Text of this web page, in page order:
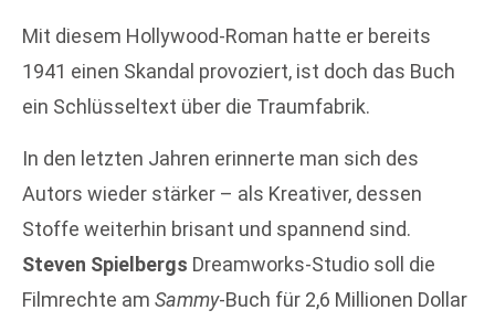
Mit diesem Hollywood-Roman hatte er bereits
1941 einen Skandal provoziert, ist doch das Buch
ein Schlüsseltext über die Traumfabrik.
In den letzten Jahren erinnerte man sich des
Autors wieder stärker – als Kreativer, dessen
Stoffe weiterhin brisant und spannend sind.
Steven Spielbergs Dreamworks-Studio soll die
Filmrechte am Sammy-Buch für 2,6 Millionen Dollar